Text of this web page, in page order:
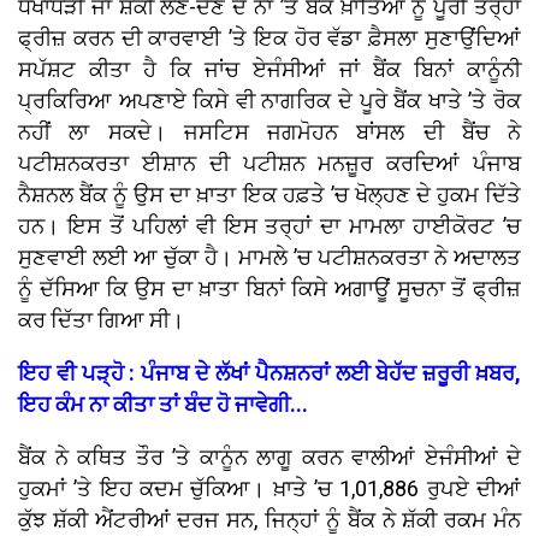
ਧੋਖਾਧੜੀ ਜਾਂ ਸ਼ੱਕੀ ਲੈਣ-ਦੇਣ ਦੇ ਨਾਂ ’ਤੇ ਬੈਂਕ ਖ਼ਾਤਿਆਂ ਨੂੰ ਪੂਰੀ ਤਰ੍ਹਾਂ
ਫ੍ਰੀਜ਼ ਕਰਨ ਦੀ ਕਾਰਵਾਈ ’ਤੇ ਇਕ ਹੋਰ ਵੱਡਾ ਫ਼ੈਸਲਾ ਸੁਣਾਉਂਦਿਆਂ
ਸਪੱਸ਼ਟ ਕੀਤਾ ਹੈ ਕਿ ਜਾਂਚ ਏਜੰਸੀਆਂ ਜਾਂ ਬੈਂਕ ਬਿਨਾਂ ਕਾਨੂੰਨੀ
ਪ੍ਰਕਿਰਿਆ ਅਪਣਾਏ ਕਿਸੇ ਵੀ ਨਾਗਰਿਕ ਦੇ ਪੂਰੇ ਬੈਂਕ ਖਾਤੇ ’ਤੇ ਰੋਕ
ਨਹੀਂ ਲਾ ਸਕਦੇ। ਜਸਟਿਸ ਜਗਮੋਹਨ ਬਾਂਸਲ ਦੀ ਬੈਂਚ ਨੇ
ਪਟੀਸ਼ਨਕਰਤਾ ਈਸ਼ਾਨ ਦੀ ਪਟੀਸ਼ਨ ਮਨਜ਼ੂਰ ਕਰਦਿਆਂ ਪੰਜਾਬ
ਨੈਸ਼ਨਲ ਬੈਂਕ ਨੂੰ ਉਸ ਦਾ ਖ਼ਾਤਾ ਇਕ ਹਫ਼ਤੇ ’ਚ ਖੋਲ੍ਹਣ ਦੇ ਹੁਕਮ ਦਿੱਤੇ
ਹਨ। ਇਸ ਤੋਂ ਪਹਿਲਾਂ ਵੀ ਇਸ ਤਰ੍ਹਾਂ ਦਾ ਮਾਮਲਾ ਹਾਈਕੋਰਟ ’ਚ
ਸੁਣਵਾਈ ਲਈ ਆ ਚੁੱਕਾ ਹੈ। ਮਾਮਲੇ ’ਚ ਪਟੀਸ਼ਨਕਰਤਾ ਨੇ ਅਦਾਲਤ
ਨੂੰ ਦੱਸਿਆ ਕਿ ਉਸ ਦਾ ਖ਼ਾਤਾ ਬਿਨਾਂ ਕਿਸੇ ਅਗਾਊਂ ਸੂਚਨਾ ਤੋਂ ਫ੍ਰੀਜ਼
ਕਰ ਦਿੱਤਾ ਗਿਆ ਸੀ।
ਇਹ ਵੀ ਪੜ੍ਹੋ : ਪੰਜਾਬ ਦੇ ਲੱਖਾਂ ਪੈਨਸ਼ਨਰਾਂ ਲਈ ਬੇਹੱਦ ਜ਼ਰੂਰੀ ਖ਼ਬਰ,
ਇਹ ਕੰਮ ਨਾ ਕੀਤਾ ਤਾਂ ਬੰਦ ਹੋ ਜਾਵੇਗੀ...
ਬੈਂਕ ਨੇ ਕਥਿਤ ਤੌਰ ’ਤੇ ਕਾਨੂੰਨ ਲਾਗੂ ਕਰਨ ਵਾਲੀਆਂ ਏਜੰਸੀਆਂ ਦੇ
ਹੁਕਮਾਂ ’ਤੇ ਇਹ ਕਦਮ ਚੁੱਕਿਆ। ਖ਼ਾਤੇ ’ਚ 1,01,886 ਰੁਪਏ ਦੀਆਂ
ਕੁੱਝ ਸ਼ੱਕੀ ਐਂਟਰੀਆਂ ਦਰਜ ਸਨ, ਜਿਨ੍ਹਾਂ ਨੂੰ ਬੈਂਕ ਨੇ ਸ਼ੱਕੀ ਰਕਮ ਮੰਨ